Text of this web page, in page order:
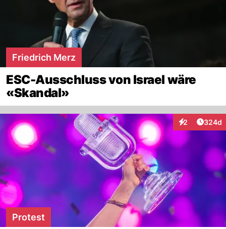
Friedrich Merz
ESC-Ausschluss von Israel wäre
«Skandal»
2
Interaktionen
324d
Protest